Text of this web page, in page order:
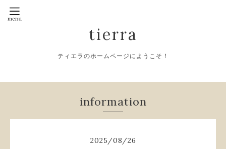
tierra
ティエラのホームページにようこそ！
information
2025/08/26